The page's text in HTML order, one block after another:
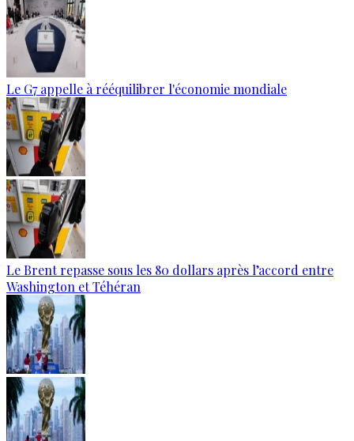
Le G7 appelle à rééquilibrer l'économie mondiale
Le Brent repasse sous les 80 dollars après l’accord entre
Washington et Téhéran